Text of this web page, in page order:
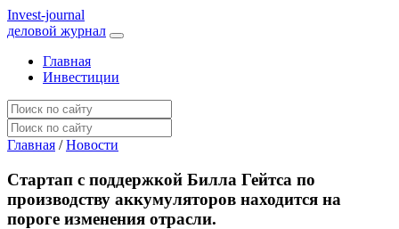
Invest-journal
деловой журнал
Главная
Инвестиции
Главная / Новости
Стартап с поддержкой Билла Гейтса по
производству аккумуляторов находится на
пороге изменения отрасли.